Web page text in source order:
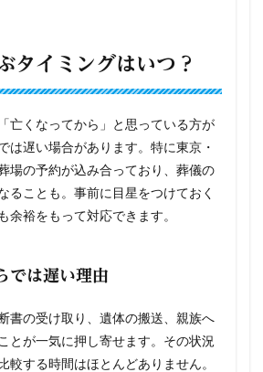
タイミングはいつ？
亡くなってから」と思っている方が
は遅い場合があります。特に東京・
場の予約が込み合っており、葬儀の
ることも。事前に目星をつけておく
余裕をもって対応できます。
では遅い理由
書の受け取り、遺体の搬送、親族へ
とが一気に押し寄せます。その状況
較する時間はほとんどありません。